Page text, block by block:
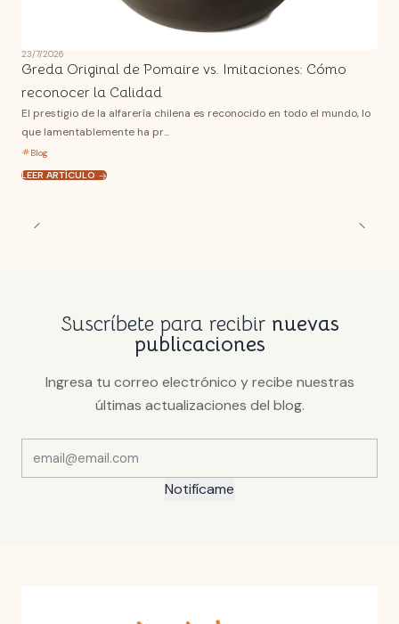
23/7/2026
Greda Original de Pomaire vs. Imitaciones: Cómo
reconocer la Calidad
El prestigio de la alfarería chilena es reconocido en todo el mundo, lo
que lamentablemente ha pr...
Blog
LEER ARTÍCULO
Suscríbete para recibir nuevas
publicaciones
Ingresa tu correo electrónico y recibe nuestras
últimas actualizaciones del blog.
Notifícame